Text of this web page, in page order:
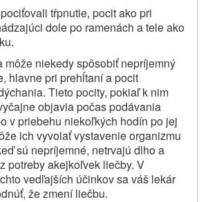
tŕpnutie, pocit ako pri
dole po ramenách a tele ako
môže niekedy spôsobiť nepríjemný
hlavne pri prehĺtaní a pocit
Tieto pocity, pokiaľ k nim
objavia počas podávania
v priebehu niekoľkých hodín po jej
ich vyvolať vystavenie organizmu
sú nepríjemné, netrvajú dlho a
potreby akejkoľvek liečby. V
vedľajších účinkov sa váš lekár
že zmení liečbu.